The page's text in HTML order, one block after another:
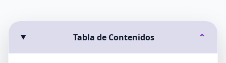
Tabla de Contenidos ⌄